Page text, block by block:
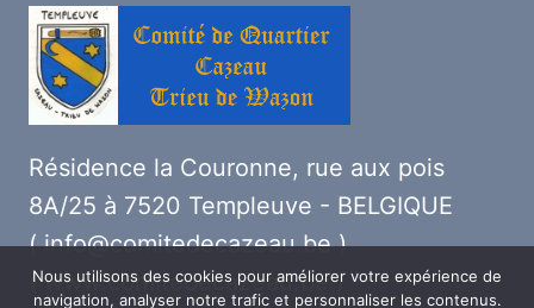
Résidence la Couronne, rue aux pois
8A/25 à 7520 Templeuve - BELGIQUE
( info@comitedecazeau.be )
( www.comitedecazeau.be )
Nous utilisons des cookies pour améliorer votre expérience de
navigation, analyser notre trafic et personnaliser les contenus.